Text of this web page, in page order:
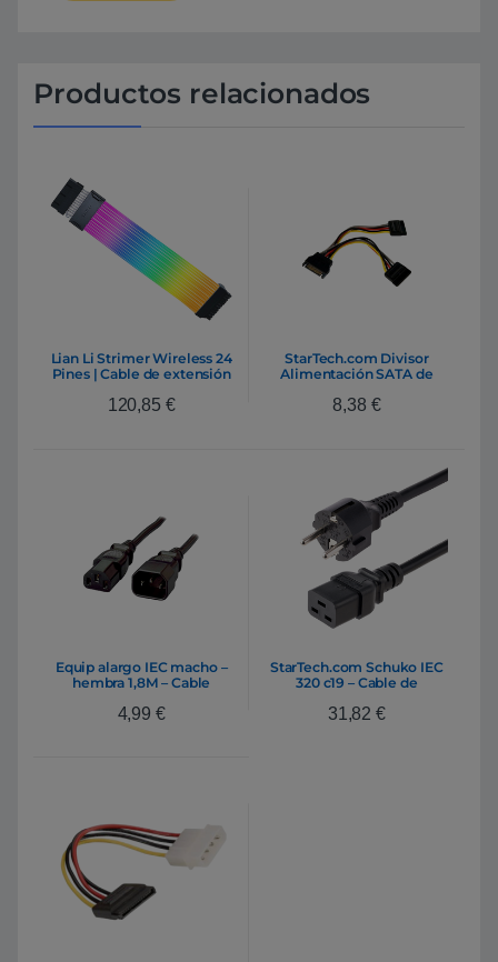
Productos relacionados
Lian Li Strimer Wireless 24
Pines | Cable de extensión
120,85 €
StarTech.com Divisor
Alimentación SATA de
8,38 €
Equip alargo IEC macho –
hembra 1,8M – Cable
4,99 €
StarTech.com Schuko IEC
320 c19 – Cable de
31,82 €